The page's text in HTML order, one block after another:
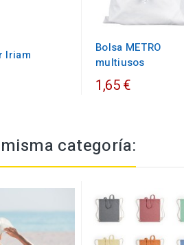
Iriam
Bolsa METRO
multiusos
1,65 €
categoría: